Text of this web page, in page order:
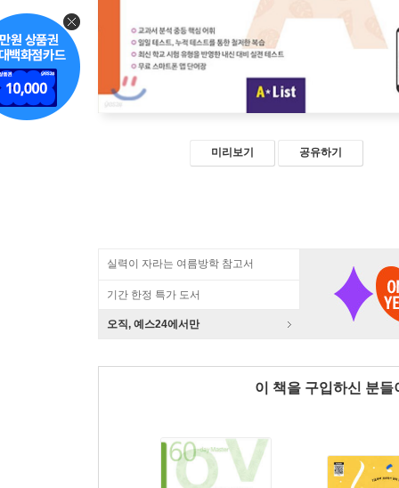
미리보기 공유하기
실력이 자라는 여름방학 참고서
기간 한정 특가 도서
오직, 예스24에서만
이 책을 구입하신 분